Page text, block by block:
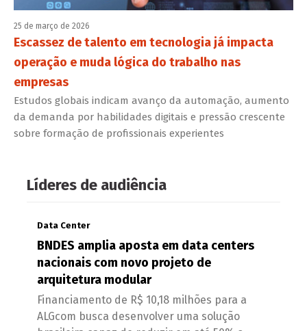
25 de março de 2026
Escassez de talento em tecnologia já impacta
operação e muda lógica do trabalho nas
empresas
Estudos globais indicam avanço da automação, aumento
da demanda por habilidades digitais e pressão crescente
sobre formação de profissionais experientes
Líderes de audiência
Data Center
BNDES amplia aposta em data centers
nacionais com novo projeto de
arquitetura modular
Financiamento de R$ 10,18 milhões para a
ALGcom busca desenvolver uma solução